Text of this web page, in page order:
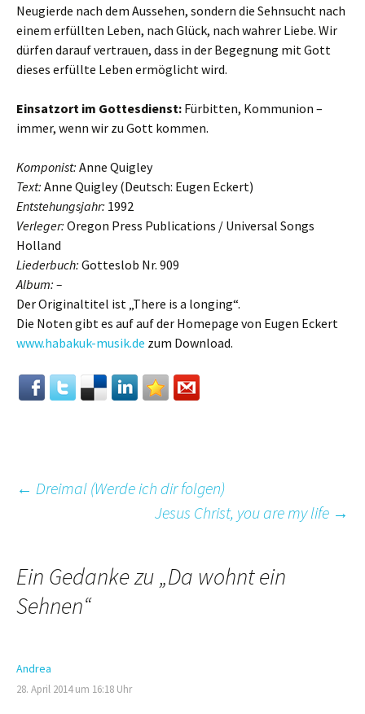
Neugierde nach dem Aussehen, sondern die Sehnsucht nach
einem erfüllten Leben, nach Glück, nach wahrer Liebe. Wir
dürfen darauf vertrauen, dass in der Begegnung mit Gott
dieses erfüllte Leben ermöglicht wird.
Einsatzort im Gottesdienst: Fürbitten, Kommunion –
immer, wenn wir zu Gott kommen.
Komponist: Anne Quigley
Text: Anne Quigley (Deutsch: Eugen Eckert)
Entstehungsjahr: 1992
Verleger: Oregon Press Publications / Universal Songs
Holland
Liederbuch: Gotteslob Nr. 909
Album: –
Der Originaltitel ist „There is a longing“.
Die Noten gibt es auf auf der Homepage von Eugen Eckert
www.habakuk-musik.de zum Download.
Beitrags-
← Dreimal (Werde ich dir folgen)
Jesus Christ, you are my life →
Ein Gedanke zu „Da wohnt ein
Sehnen“
Andrea
28. April 2014 um 16:18 Uhr